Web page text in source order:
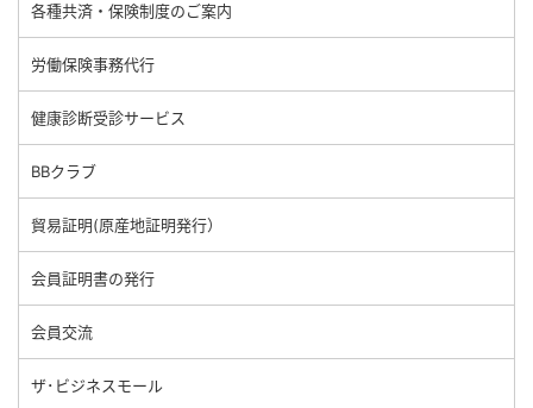
各種共済・保険制度のご案内
労働保険事務代行
健康診断受診サービス
BBクラブ
貿易証明(原産地証明発行）
会員証明書の発行
会員交流
ザ･ビジネスモール